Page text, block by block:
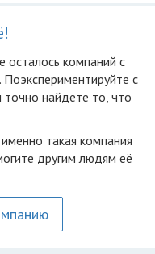
компаний с
с
найдете то, что
такая компания
другим людям её